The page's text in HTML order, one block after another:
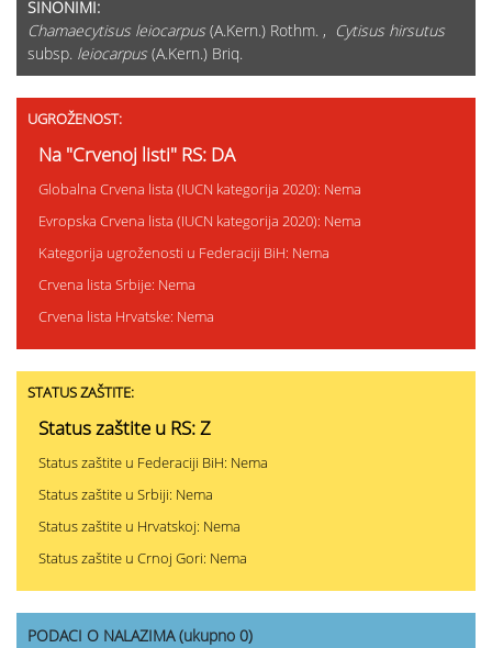
SINONIMI:
Chamaecytisus leiocarpus (A.Kern.) Rothm. , Cytisus hirsutus
subsp. leiocarpus (A.Kern.) Briq.
UGROŽENOST:
Na "Crvenoj listi" RS: DA
Globalna Crvena lista (IUCN kategorija 2020): Nema
Evropska Crvena lista (IUCN kategorija 2020): Nema
Kategorija ugroženosti u Federaciji BiH: Nema
Crvena lista Srbije: Nema
Crvena lista Hrvatske: Nema
STATUS ZAŠTITE:
Status zaštite u RS: Z
Status zaštite u Federaciji BiH: Nema
Status zaštite u Srbiji: Nema
Status zaštite u Hrvatskoj: Nema
Status zaštite u Crnoj Gori: Nema
PODACI O NALAZIMA (ukupno 0)